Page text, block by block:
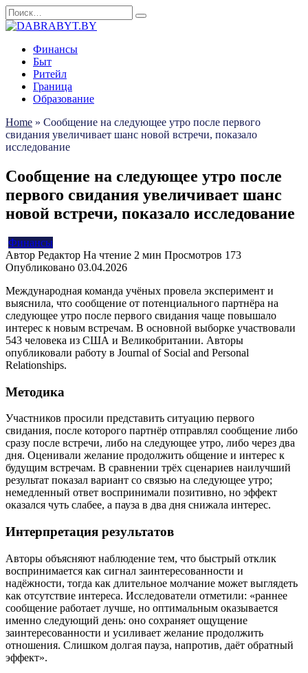
Перейти
к
Search
for:
Финансы
Быт
Ритейл
Граница
Образование
Home » Сообщение на следующее утро после первого
свидания увеличивает шанс новой встречи, показало
исследование
Сообщение на следующее утро после
первого свидания увеличивает шанс
новой встречи, показало исследование
Финансы
Автор Редактор На чтение 2 мин Просмотров 173
Опубликовано 03.04.2026
Международная команда учёных провела эксперимент и
выяснила, что сообщение от потенциального партнёра на
следующее утро после первого свидания чаще повышало
интерес к новым встречам. В основной выборке участвовали
543 человека из США и Великобритании. Авторы
опубликовали работу в Journal of Social and Personal
Relationships.
Методика
Участников просили представить ситуацию первого
свидания, после которого партнёр отправлял сообщение либо
сразу после встречи, либо на следующее утро, либо через два
дня. Оценивали желание продолжить общение и интерес к
будущим встречам. В сравнении трёх сценариев наилучший
результат показал вариант со связью на следующее утро;
немедленный ответ воспринимали позитивно, но эффект
оказался чуть слабее, а пауза в два дня снижала интерес.
Интерпретация результатов
Авторы объясняют наблюдение тем, что быстрый отклик
воспринимается как сигнал заинтересованности и
надёжности, тогда как длительное молчание может выглядеть
как отсутствие интереса. Исследователи отметили: «раннее
сообщение работает лучше, но оптимальным оказывается
именно следующий день: оно сохраняет ощущение
заинтересованности и усиливает желание продолжить
отношения. Слишком долгая пауза, напротив, даёт обратный
эффект».